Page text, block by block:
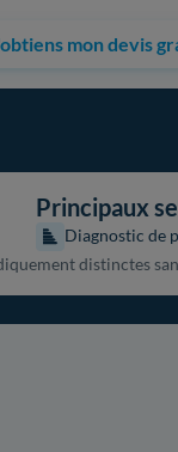
mon devis
Principaux
Diagnostic de
distinctes